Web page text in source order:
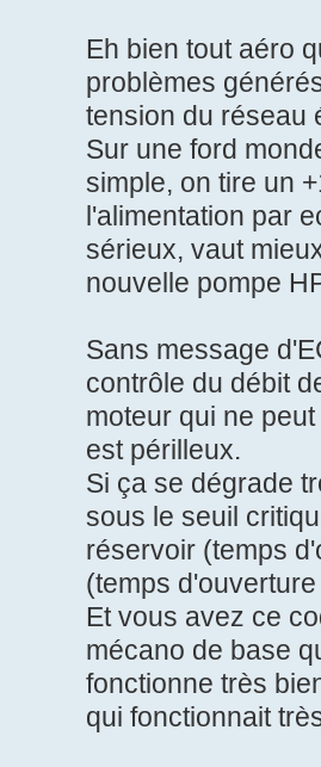
Eh bien tout aéro
problèmes
tension du réseau
Sur une ford
simple, on tire un
l'alimentation par
sérieux, vaut
nouvelle pompe
Sans message
contrôle du débit
moteur qui ne
est périlleux.
Si ça se dégrade
sous le seuil
réservoir (temps
(temps
Et vous avez ce
mécano de base
fonctionne très
qui fonctionnait